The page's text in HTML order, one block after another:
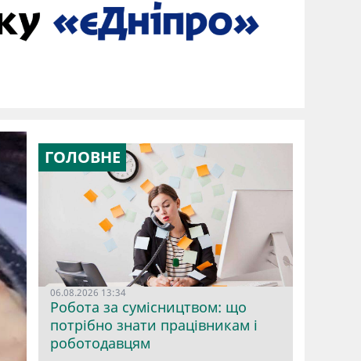
ГОЛОВНЕ
06.08.2026 13:34
Робота за сумісництвом: що
потрібно знати працівникам і
роботодавцям